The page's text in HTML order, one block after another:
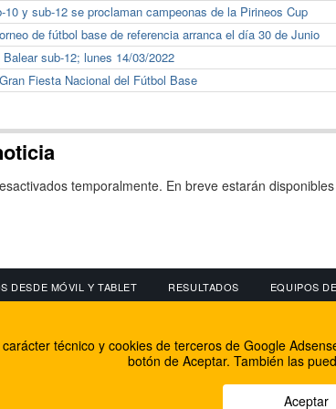
10 y sub-12 se proclaman campeonas de la Pirineos Cup
de fútbol base de referencia arranca el día 30 de Junio
sub-12; lunes 14/03/2022
Fiesta Nacional del Fútbol Base
temporalmente. En breve estarán
DESDE MÓVIL Y TABLET RESULTADOS EQUIPOS
El equipo de FútbolBalear
Soluciones Corporativas IP
Twitter
técnico y cookies de terceros de Google
botón de Aceptar. También las
Aceptar